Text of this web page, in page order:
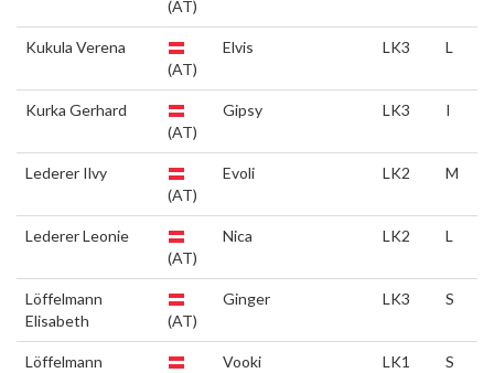
(AT)
Kukula Verena
(AT)
Elvis LK3 L
Kurka Gerhard
(AT)
Gipsy LK3 I
Lederer Ilvy
(AT)
Evoli LK2 M
Lederer Leonie
(AT)
Nica LK2 L
Löffelmann
Elisabeth
(AT)
Ginger LK3 S
Löffelmann
Vooki LK1 S